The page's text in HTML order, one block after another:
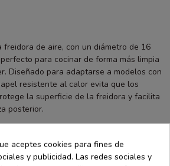
freidora de aire, con un diámetro de 16
para cocinar de forma más limpia
Diseñado para adaptarse a modelos con
resistente al calor evita que los
la superficie de la freidora y facilita
posterior.
una amplia variedad de recetas:
alitas de pollo y croquetas, hasta
aceptes cookies para fines de
y publicidad. Las redes sociales y